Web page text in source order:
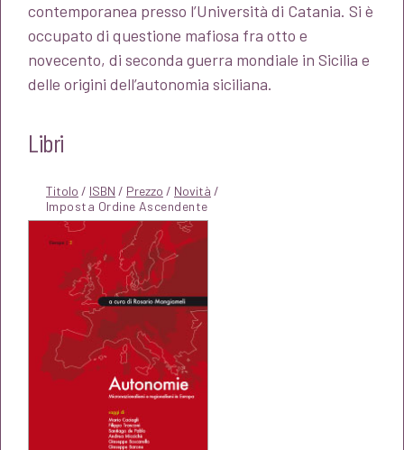
contemporanea presso l’Università di Catania. Si è
occupato di questione mafiosa fra otto e
novecento, di seconda guerra mondiale in Sicilia e
delle origini dell’autonomia siciliana.
Libri
Titolo / ISBN / Prezzo / Novità /